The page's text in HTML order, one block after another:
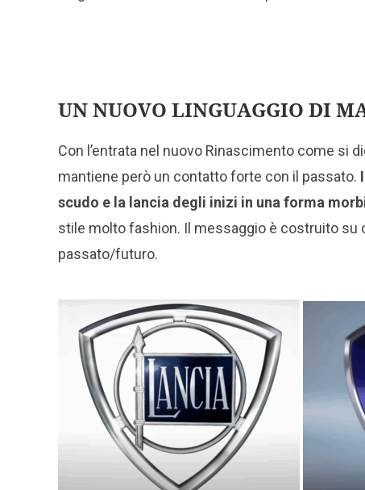
UN NUOVO LINGUAGGIO DI
Con l’entrata nel nuovo Rinascimento come si
mantiene però un contatto forte con il passato.
scudo e la lancia degli inizi in una forma
stile molto fashion. Il messaggio è costruito
passato/futuro.